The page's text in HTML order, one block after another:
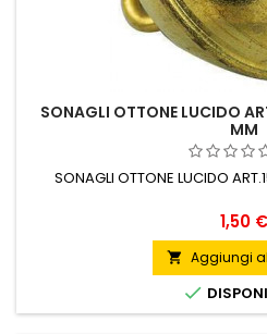
SONAGLI OTTONE LUCIDO
MM
SONAGLI OTTONE LUCIDO
Prezzo
1,50 €
 Aggiungi
